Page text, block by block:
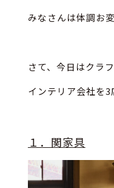
みなさんは体調お
さて、今日はクラ
インテリア会社を3
１．関家具